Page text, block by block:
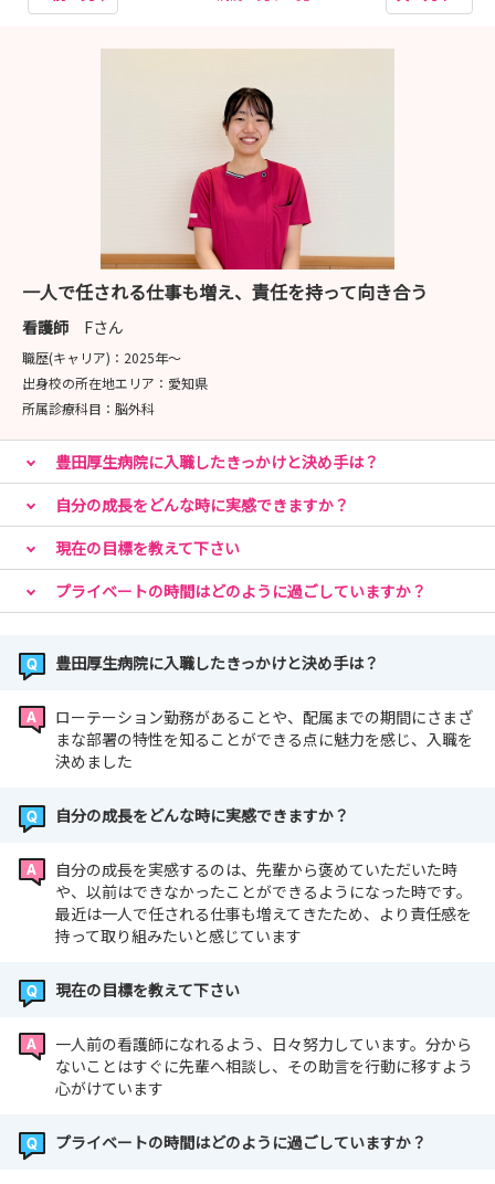
一人で任される仕事も増え、責任を持って向き合う
看護師 Fさん
職歴(キャリア)： 2025年〜
出身校の所在地エリア： 愛知県
所属診療科目： 脳外科
豊田厚生病院に入職したきっかけと決め手は？
自分の成長をどんな時に実感できますか？
現在の目標を教えて下さい
プライベートの時間はどのように過ごしていますか？
豊田厚生病院に入職したきっかけと決め手は？
ローテーション勤務があることや、配属までの期間にさまざ
まな部署の特性を知ることができる点に魅力を感じ、入職を
決めました
自分の成長をどんな時に実感できますか？
自分の成長を実感するのは、先輩から褒めていただいた時
や、以前はできなかったことができるようになった時です。
最近は一人で任される仕事も増えてきたため、より責任感を
持って取り組みたいと感じています
現在の目標を教えて下さい
一人前の看護師になれるよう、日々努力しています。分から
ないことはすぐに先輩へ相談し、その助言を行動に移すよう
心がけています
プライベートの時間はどのように過ごしていますか？